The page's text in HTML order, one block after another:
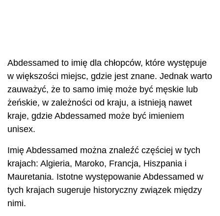
Abdessamed to imię dla chłopców, które występuje
w większości miejsc, gdzie jest znane. Jednak warto
zauważyć, że to samo imię może być męskie lub
żeńskie, w zależności od kraju, a istnieją nawet
kraje, gdzie Abdessamed może być imieniem
unisex.
Imię Abdessamed można znaleźć częściej w tych
krajach: Algieria, Maroko, Francja, Hiszpania i
Mauretania. Istotne występowanie Abdessamed w
tych krajach sugeruje historyczny związek między
nimi.